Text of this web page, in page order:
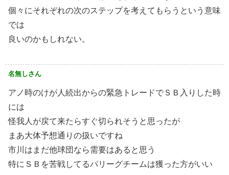
個々にそれぞれの次のステップを考えてもらうという意味
では
良いのかもしれない。
名無しさん
アノ時のけが人続出からの緊急トレードでＳＢ入りした時
には
怪我人が戻て来たらすぐ切られそうと思ったが
まあ大体予想通りの扱いですね
市川はまだ他球団なら需要はあると思う
特にＳＢを苦戦してるパリーグチームは獲った方がいい